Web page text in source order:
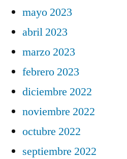
mayo 2023
abril 2023
marzo 2023
febrero 2023
diciembre 2022
noviembre 2022
octubre 2022
septiembre 2022